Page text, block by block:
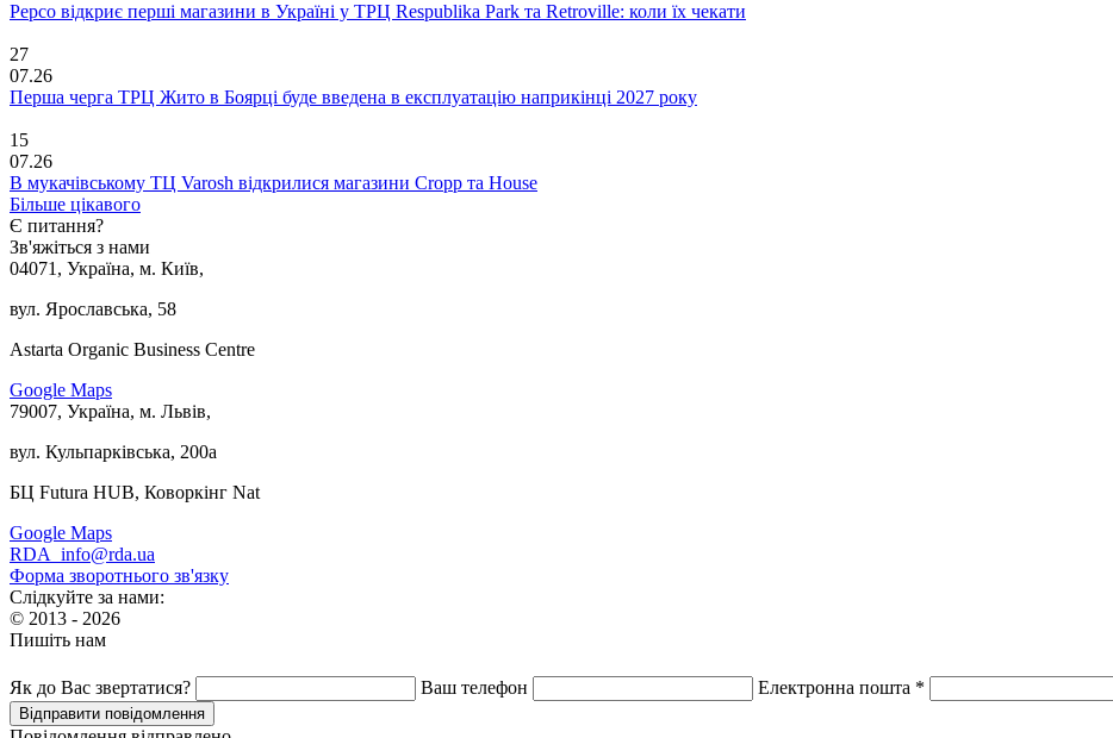
Pepco відкриє перші магазини в Україні у ТРЦ Respublika Park та Retroville: коли їх чекати
27
07.26
Перша черга ТРЦ Жито в Боярці буде введена в експлуатацію наприкінці 2027 року
15
07.26
В мукачівському ТЦ Varosh відкрилися магазини Cropp та House
Більше цікавого
Є питання?
Зв'яжіться з нами
04071, Україна, м. Київ,
вул. Ярославська, 58
Astarta Organic Business Centre
Google Maps
79007, Україна, м. Львів,
вул. Кульпарківська, 200а
БЦ Futura HUB, Коворкінг Nat
Google Maps
RDA_info@rda.ua
Форма зворотнього зв'язку
Слідкуйте за нами:
© 2013 - 2026
Пишіть нам
Як до Вас звертатися? Ваш телефон Електронна пошта *